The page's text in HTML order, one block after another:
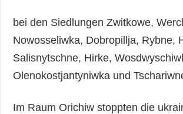
bei den Siedlungen Zwitkowe,
Nowosseliwka, Dobropillja, Rybne,
Salisnytschne, Hirke,
Olenokostjantyniwka und
Im Raum Orichiw stoppten die